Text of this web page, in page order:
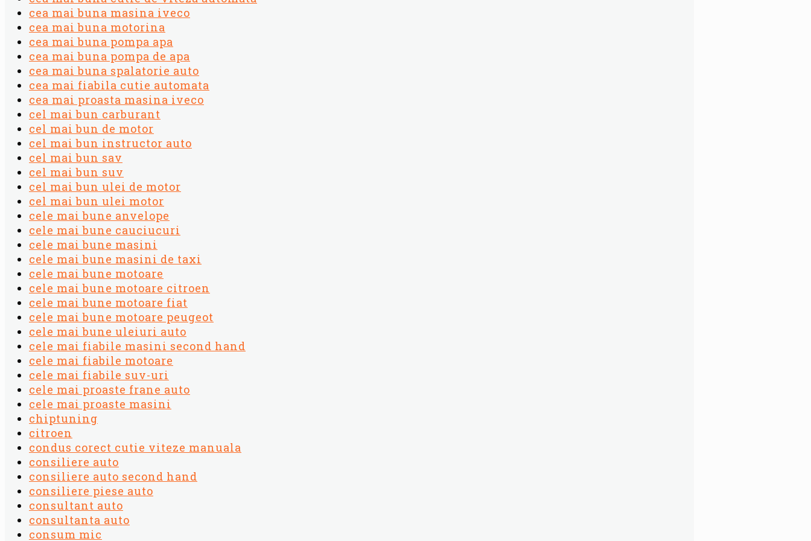
cea mai buna masina iveco
cea mai buna motorina
cea mai buna pompa apa
cea mai buna pompa de apa
cea mai buna spalatorie auto
cea mai fiabila cutie automata
cea mai proasta masina iveco
cel mai bun carburant
cel mai bun de motor
cel mai bun instructor auto
cel mai bun sav
cel mai bun suv
cel mai bun ulei de motor
cel mai bun ulei motor
cele mai bune anvelope
cele mai bune cauciucuri
cele mai bune masini
cele mai bune masini de taxi
cele mai bune motoare
cele mai bune motoare citroen
cele mai bune motoare fiat
cele mai bune motoare peugeot
cele mai bune uleiuri auto
cele mai fiabile masini second hand
cele mai fiabile motoare
cele mai fiabile suv-uri
cele mai proaste frane auto
cele mai proaste masini
chiptuning
citroen
condus corect cutie viteze manuala
consiliere auto
consiliere auto second hand
consiliere piese auto
consultant auto
consultanta auto
consum mic